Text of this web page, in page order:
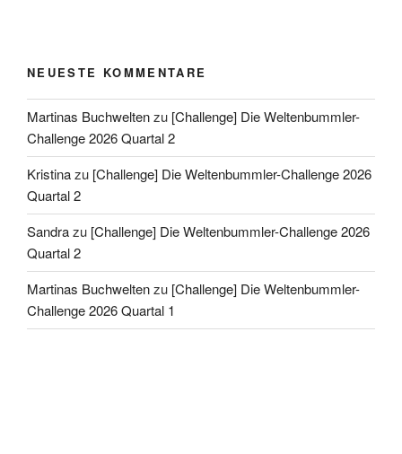
NEUESTE KOMMENTARE
Martinas Buchweltenzu [Challenge] Die Weltenbummler-
Challenge 2026 Quartal 2
Kristinazu [Challenge] Die Weltenbummler-Challenge 2026
Quartal 2
Sandrazu [Challenge] Die Weltenbummler-Challenge 2026
Quartal 2
Martinas Buchweltenzu [Challenge] Die Weltenbummler-
Challenge 2026 Quartal 1